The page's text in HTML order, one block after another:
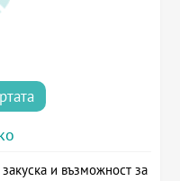
и възможност за